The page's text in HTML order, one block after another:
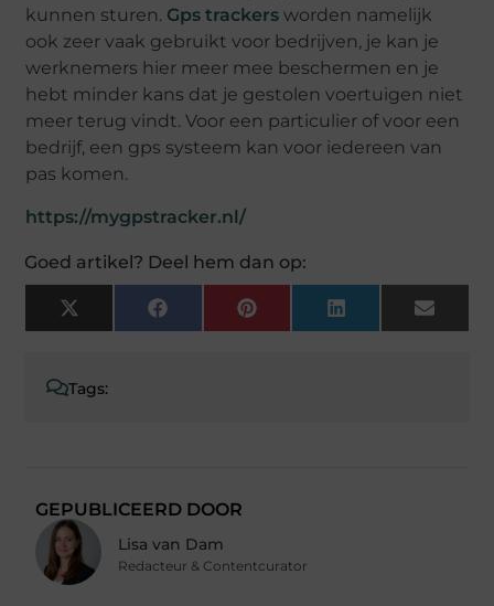
kunnen sturen. Gps trackers worden namelijk
ook zeer vaak gebruikt voor bedrijven, je kan je
werknemers hier meer mee beschermen en je
hebt minder kans dat je gestolen voertuigen niet
meer terug vindt. Voor een particulier of voor een
bedrijf, een gps systeem kan voor iedereen van
pas komen.
https://mygpstracker.nl/
Goed artikel? Deel hem dan op:
X
(Twitter)
Facebook Pinterest LinkedIn Email
Tags:
GEPUBLICEERD DOOR
Lisa van Dam
Redacteur & Contentcurator